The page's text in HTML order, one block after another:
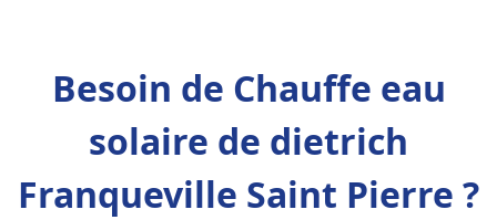
Besoin de Chauffe eau
solaire de dietrich
Franqueville Saint Pierre ?